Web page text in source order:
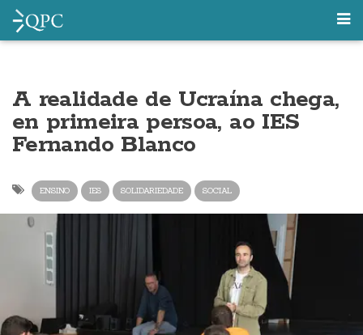
A realidade de Ucraína chega,
en primeira persoa, ao IES
Fernando Blanco
ENSINO IES SOLIDARIEDADE SOCIAL